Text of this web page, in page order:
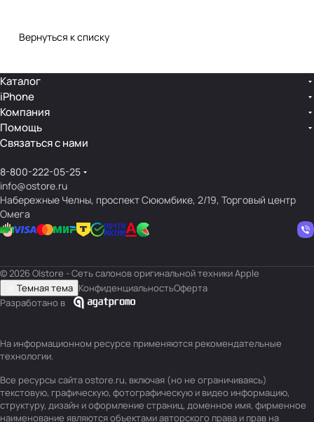
Вернуться к списку
Каталог
iPhone
Компания
Помощь
Связаться с нами
8-800-222-05-25
info@ostore.ru
Набережные Челны, проспект Сююмбике, 2/19, Торговый центр
Омега
© 2026 O|store - Сеть салонов оригинальной техники Apple
Темная тема КонфиденциальностьОферта
Разработано в
На информационном ресурсе применяются рекомендательные
технологии.
Все ресурсы сайта ostore.ru, включая (но не ограничиваясь)
текстовую, графическую, фотографическую и видео информацию,
структуру, дизайн и оформление страниц, доменное имя, фирменное
наименование являются объектами авторского права и прав на